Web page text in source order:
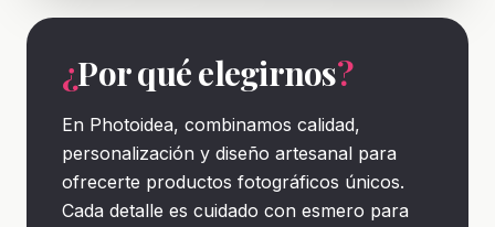
¿Por qué elegirnos?
En Photoidea, combinamos calidad,
personalización y diseño artesanal para
ofrecerte productos fotográficos únicos.
Cada detalle es cuidado con esmero para